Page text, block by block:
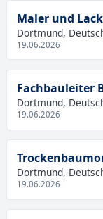
Maler und
Dortmund,
19.06.2026
Fachbauleiter
Dortmund,
19.06.2026
Dortmund,
19.06.2026